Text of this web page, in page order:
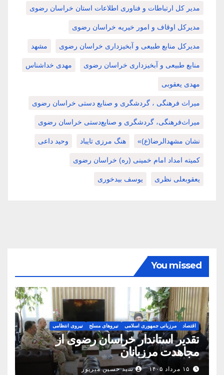
مدیر کل ارتباطات و فناوری اطلاعات استان خراسان رضوی
مدیرکل اوقاف و امور خیریه خراسان رضوی
مدیرکل منابع طبیعی و آبخیزداری خراسان رضوی مشهد
منابع طبیعی و آبخیزداری خراسان رضوی مهدی خداشناس
مهدی یعقوبی
میراث فرهنگی ، گردشگری و صنایع دستی خراسان رضوی
میراث‌فرهنگی، گردشگری و صنایع‌دستی خراسان رضوی
نشان مشهدالرضا(ع)» هنگ مرزی تایباد وحید داعی
کمیته امداد امام خمینی (ره) خراسان رضوی
یعقوبعلی نظری یوسف بیدخوری
You missed
اقتصاد مرزبانی جمهوری اسلامی نیروهای مسلح نیروی انتظامی
تقدیر استاندار خراسان رضوی از
مجاهدت مرزبانان
۱۵ مرداد ۱۴۰۵ سید حسین میرپور